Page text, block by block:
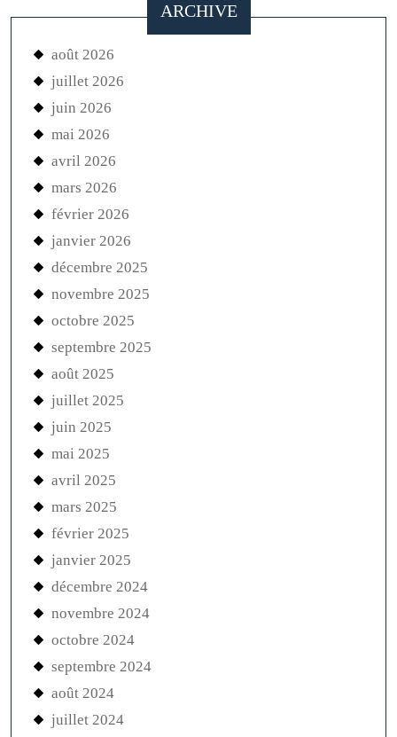
ARCHIVE
août 2026
juillet 2026
juin 2026
mai 2026
avril 2026
mars 2026
février 2026
janvier 2026
décembre 2025
novembre 2025
octobre 2025
septembre 2025
août 2025
juillet 2025
juin 2025
mai 2025
avril 2025
mars 2025
février 2025
janvier 2025
décembre 2024
novembre 2024
octobre 2024
septembre 2024
août 2024
juillet 2024